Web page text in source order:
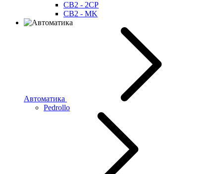
CB2 - 2CP
CB2 - MK
Автоматика
Pedrollo